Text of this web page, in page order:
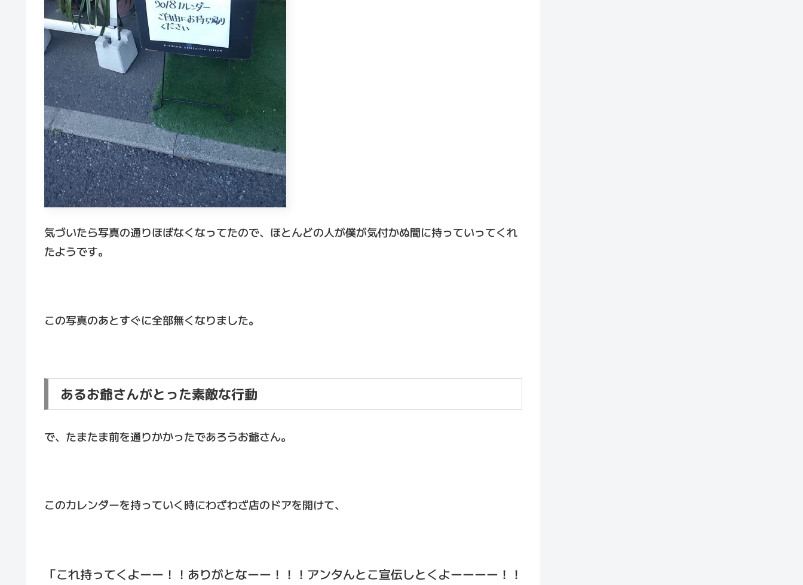
気づいたら写真の通りほぼなくなってたので、ほとんどの人が僕が気付かぬ間に持っていってくれ
たようです。
この写真のあとすぐに全部無くなりました。
あるお爺さんがとった素敵な行動
で、たまたま前を通りかかったであろうお爺さん。
このカレンダーを持っていく時にわざわざ店のドアを開けて、
「これ持ってくよーー！！ありがとなーー！！！アンタんとこ宣伝しとくよーーーー！！